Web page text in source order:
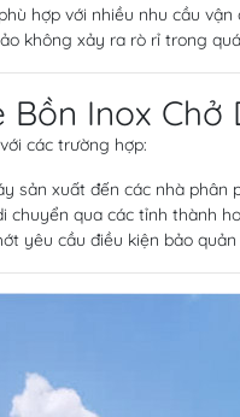
hợp với nhiều nhu cầu
không xảy ra rò rỉ trong
Bồn Inox Chở
các trường hợp:
sản xuất đến các nhà phân
chuyển qua các tỉnh thành
yêu cầu điều kiện bảo